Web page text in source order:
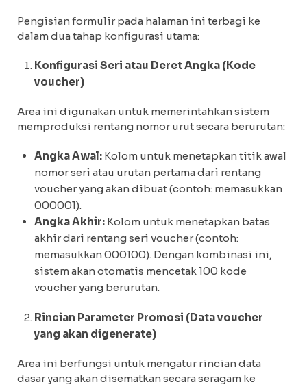
Pengisian formulir pada halaman ini terbagi ke
dalam dua tahap konfigurasi utama:
Konfigurasi Seri atau Deret Angka (Kode
voucher)
Area ini digunakan untuk memerintahkan sistem
memproduksi rentang nomor urut secara berurutan:
Angka Awal: Kolom untuk menetapkan titik awal
nomor seri atau urutan pertama dari rentang
voucher yang akan dibuat (contoh: memasukkan
000001).
Angka Akhir: Kolom untuk menetapkan batas
akhir dari rentang seri voucher (contoh:
memasukkan 000100). Dengan kombinasi ini,
sistem akan otomatis mencetak 100 kode
voucher yang berurutan.
Rincian Parameter Promosi (Data voucher
yang akan digenerate)
Area ini berfungsi untuk mengatur rincian data
dasar yang akan disematkan secara seragam ke